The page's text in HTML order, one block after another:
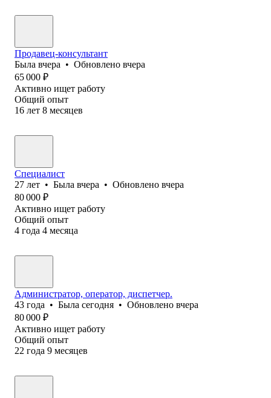
Продавец-консультант
Была вчера • Обновлено вчера
65 000 ₽
Активно ищет работу
Общий опыт
16 лет 8 месяцев
Специалист
27 лет • Была вчера • Обновлено вчера
80 000 ₽
Активно ищет работу
Общий опыт
4 года 4 месяца
Администратор, оператор, диспетчер.
43 года • Была сегодня • Обновлено вчера
80 000 ₽
Активно ищет работу
Общий опыт
22 года 9 месяцев